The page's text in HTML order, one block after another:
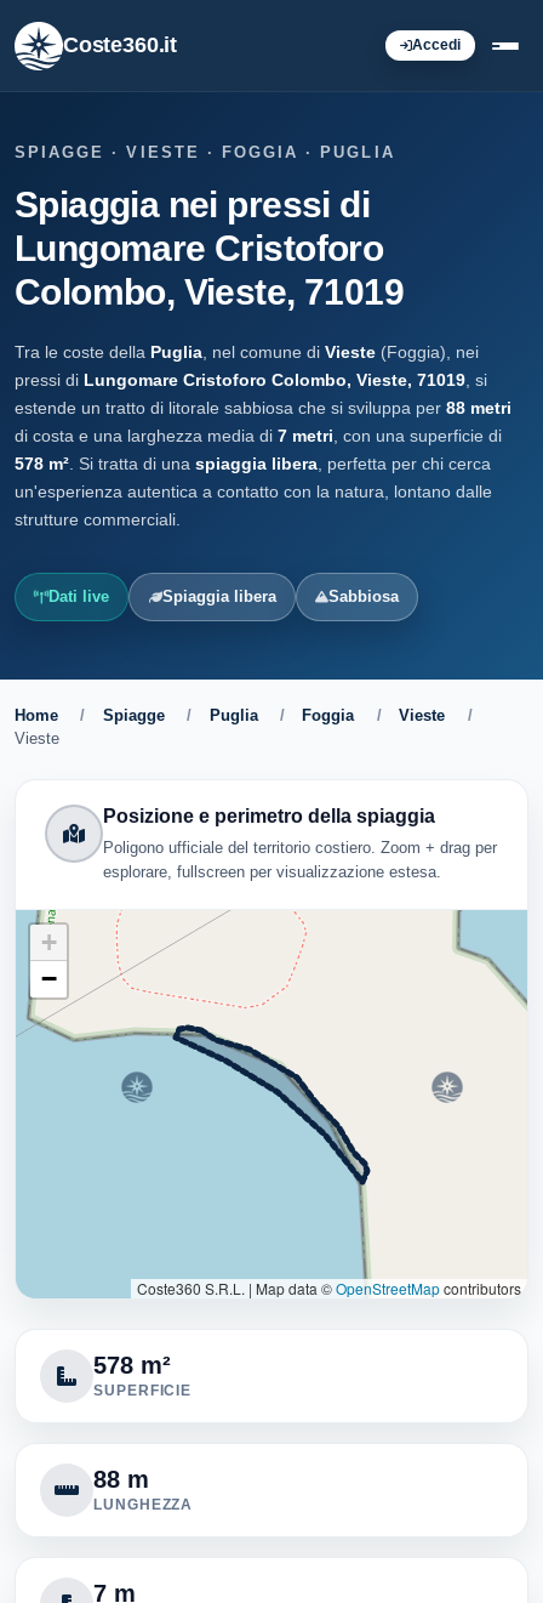
Coste360.it Accedi
SPIAGGE · VIESTE · FOGGIA · PUGLIA
Spiaggia nei pressi di
Lungomare Cristoforo
Colombo, Vieste, 71019
Tra le coste della Puglia , nel comune di Vieste (Foggia), nei
pressi di Lungomare Cristoforo Colombo, Vieste, 71019 , si
estende un tratto di litorale sabbiosa che si sviluppa per 88 metri
di costa e una larghezza media di 7 metri , con una superficie di
578 m² . Si tratta di una spiaggia libera , perfetta per chi cerca
un'esperienza autentica a contatto con la natura, lontano dalle
strutture commerciali.
Dati live Spiaggia libera Sabbiosa
Home / Spiagge / Puglia / Foggia / Vieste
/
Vieste
Posizione e perimetro della spiaggia
Poligono ufficiale del territorio costiero. Zoom + drag per
esplorare, fullscreen per visualizzazione estesa.
+
−
Coste360 S.R.L. | Map data ©OpenStreetMapcontributors
578 m²
SUPERFICIE
88 m
LUNGHEZZA
7 m